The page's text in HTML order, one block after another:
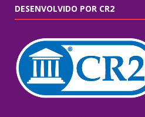
DESENVOLVIDO POR CR2